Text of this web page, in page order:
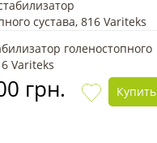
голеностопного
Variteks
грн. Купить